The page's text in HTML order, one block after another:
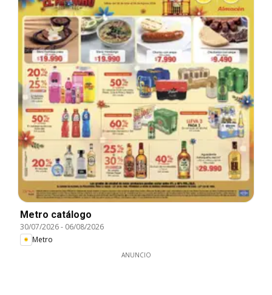
Metro catálogo
30/07/2026- 06/08/2026
Metro
ANUNCIO